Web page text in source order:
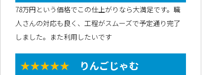
78万円という価格でこの仕上がりなら大満足です。職
人さんの対応も良く、工程がスムーズで予定通り完了
しました。また利用したいです
★★★★★ りんごじゃむ